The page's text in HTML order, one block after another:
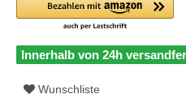
Innerhalb von 24h
Wunschliste